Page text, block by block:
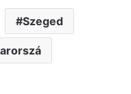
Szeged